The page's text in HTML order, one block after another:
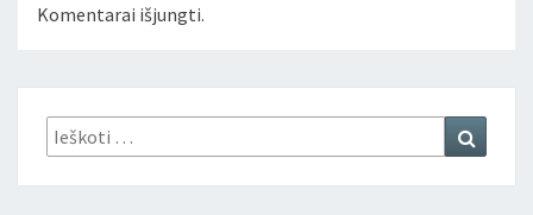
Komentarai išjungti.
Ieškoti: